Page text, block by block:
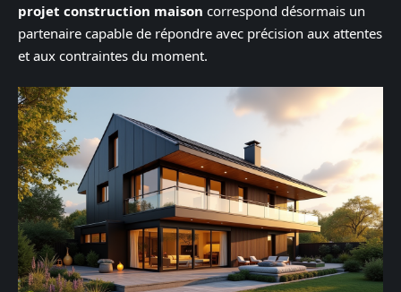
projet construction maison correspond désormais un
partenaire capable de répondre avec précision aux attentes
et aux contraintes du moment.